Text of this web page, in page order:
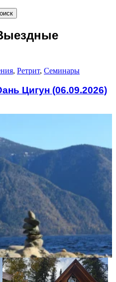
, Ретрит, Семинары
Цигун (06.09.2026)